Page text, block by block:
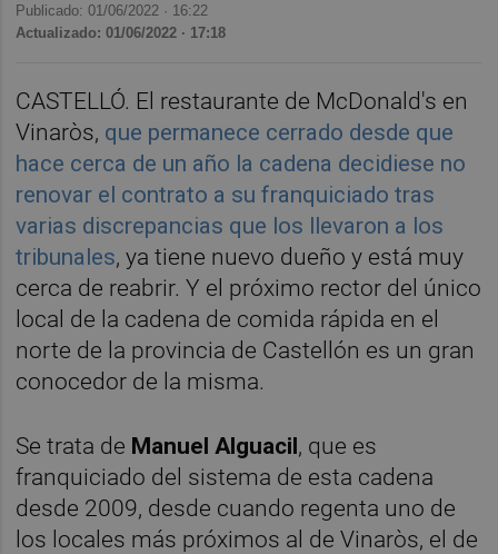
Publicado: 01/06/2022 · 16:22
Actualizado: 01/06/2022 · 17:18
CASTELLÓ. El restaurante de McDonald's en
Vinaròs, que permanece cerrado desde que
hace cerca de un año la cadena decidiese no
renovar el contrato a su franquiciado tras
varias discrepancias que los llevaron a los
tribunales, ya tiene nuevo dueño y está muy
cerca de reabrir. Y el próximo rector del único
local de la cadena de comida rápida en el
norte de la provincia de Castellón es un gran
conocedor de la misma.
Se trata de Manuel Alguacil, que es
franquiciado del sistema de esta cadena
desde 2009, desde cuando regenta uno de
los locales más próximos al de Vinaròs, el de